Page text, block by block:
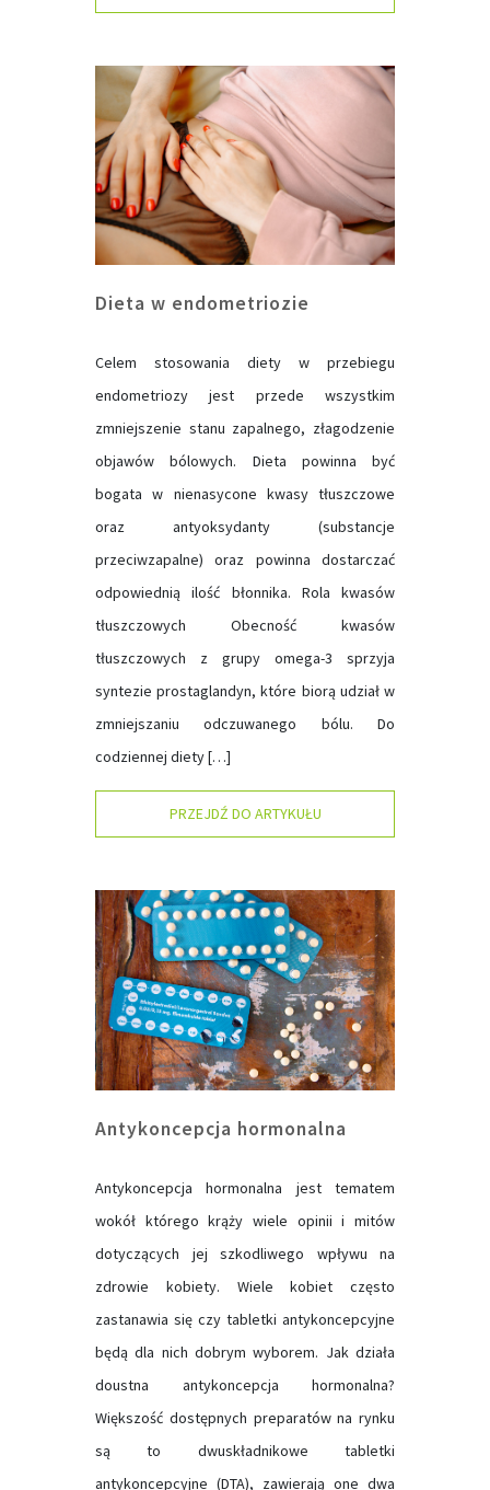
Dieta w endometriozie
Celem stosowania diety w przebiegu
endometriozy jest przede wszystkim
zmniejszenie stanu zapalnego, złagodzenie
objawów bólowych. Dieta powinna być
bogata w nienasycone kwasy tłuszczowe
oraz antyoksydanty (substancje
przeciwzapalne) oraz powinna dostarczać
odpowiednią ilość błonnika. Rola kwasów
tłuszczowych Obecność kwasów
tłuszczowych z grupy omega-3 sprzyja
syntezie prostaglandyn, które biorą udział w
zmniejszaniu odczuwanego bólu. Do
codziennej diety […]
PRZEJDŹ DO ARTYKUŁU
Antykoncepcja hormonalna
Antykoncepcja hormonalna jest tematem
wokół którego krąży wiele opinii i mitów
dotyczących jej szkodliwego wpływu na
zdrowie kobiety. Wiele kobiet często
zastanawia się czy tabletki antykoncepcyjne
będą dla nich dobrym wyborem. Jak działa
doustna antykoncepcja hormonalna?
Większość dostępnych preparatów na rynku
są to dwuskładnikowe tabletki
antykoncepcyjne (DTA), zawierają one dwa